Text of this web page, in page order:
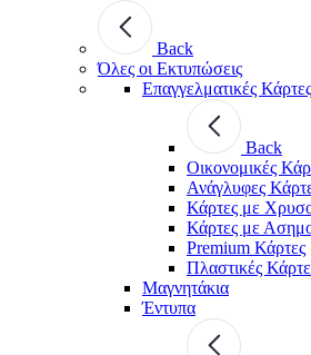
Back
Όλες οι Εκτυπώσεις
Επαγγελματικές Κάρτες
Back
Οικονομικές
Ανάγλυφες
Κάρτες με
Κάρτες με
Premium Κάρτες
Πλαστικές
Μαγνητάκια
Έντυπα